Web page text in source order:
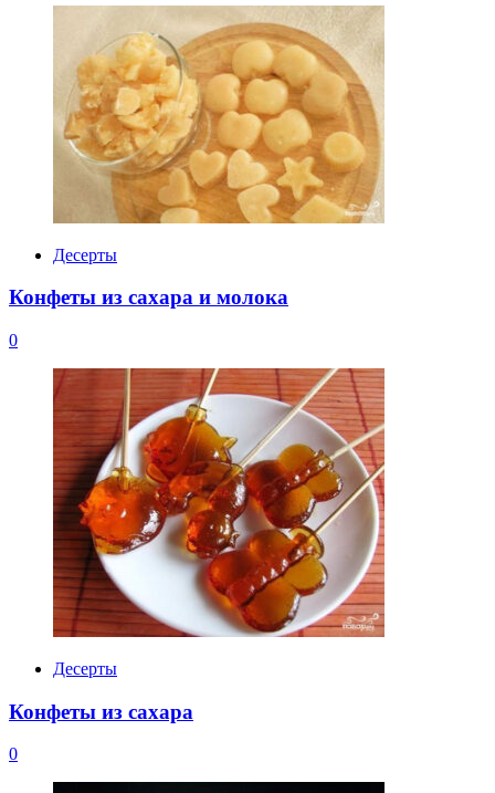
Десерты
Конфеты из сахара и молока
0
Десерты
Конфеты из сахара
0